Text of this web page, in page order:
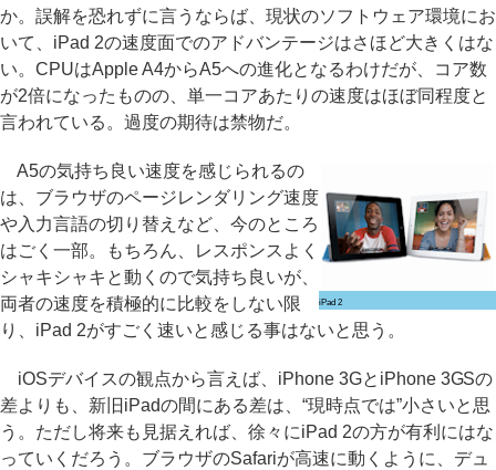
か。誤解を恐れずに言うならば、現状のソフトウェア環境にお
いて、iPad 2の速度面でのアドバンテージはさほど大きくはな
い。CPUはApple A4からA5への進化となるわけだが、コア数
が2倍になったものの、単一コアあたりの速度はほぼ同程度と
言われている。過度の期待は禁物だ。
iPad 2
A5の気持ち良い速度を感じられるの
は、ブラウザのページレンダリング速度
や入力言語の切り替えなど、今のところ
はごく一部。もちろん、レスポンスよく
シャキシャキと動くので気持ち良いが、
両者の速度を積極的に比較をしない限
り、iPad 2がすごく速いと感じる事はないと思う。
iOSデバイスの観点から言えば、iPhone 3GとiPhone 3GSの
差よりも、新旧iPadの間にある差は、“現時点では”小さいと思
う。ただし将来も見据えれば、徐々にiPad 2の方が有利にはな
っていくだろう。ブラウザのSafariが高速に動くように、デュ